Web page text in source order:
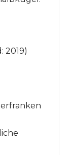
2019)